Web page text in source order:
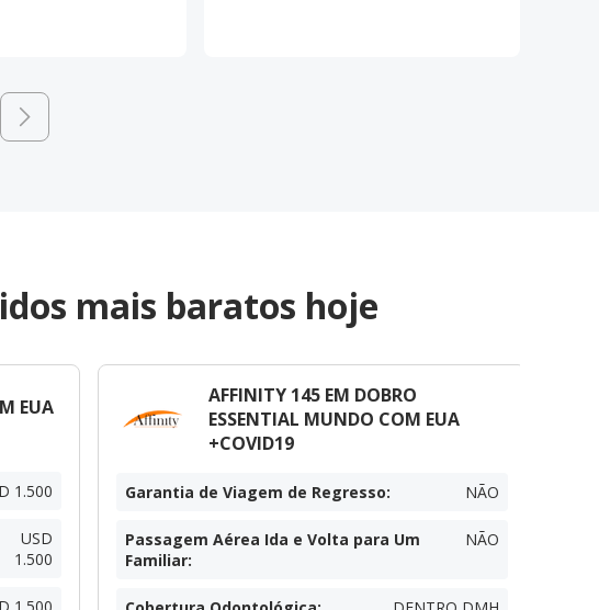
mais baratos hoje
EUA
1.500
USD
1.500
AFFINITY 145 EM DOBRO
ESSENTIAL MUNDO COM EUA
+COVID19
Garantia de Viagem de Regresso: NÃO
Passagem Aérea Ida e Volta para Um
Familiar:
NÃO